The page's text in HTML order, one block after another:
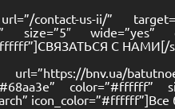
contact-us-ii/”
size=”5″ wide=”yes”
С НАМИ[/
bnv.ua/
color=”#ffffff”